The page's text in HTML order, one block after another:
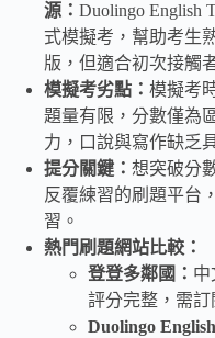
源： Duolingo English
式模擬考，幫助考生
版，但適合初次接觸
模擬考劣點： 模擬考
題量有限，分數僅為
力，口說與寫作缺乏
提分關鍵： 想突破分
反覆練習的刷題平台
習。
熱門刷題網站比較：
登登多鄰國： 中
評分完整，需訂
Duolingo